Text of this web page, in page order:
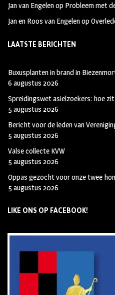
Jan van Engelenop Probleem met
Jan en Roos van Engelenop
LAATSTE BERICHTEN
Buxusplanten in brand in
6 augustus 2026
Spreidingswet asielzoekers: hoe
5 augustus 2026
Bericht voor de leden van
5 augustus 2026
Valse collecte KVW
5 augustus 2026
Oppas gezocht voor onze twee
5 augustus 2026
LIKE ONS OP FACEBOOK!